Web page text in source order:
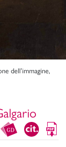
dell’immagine,